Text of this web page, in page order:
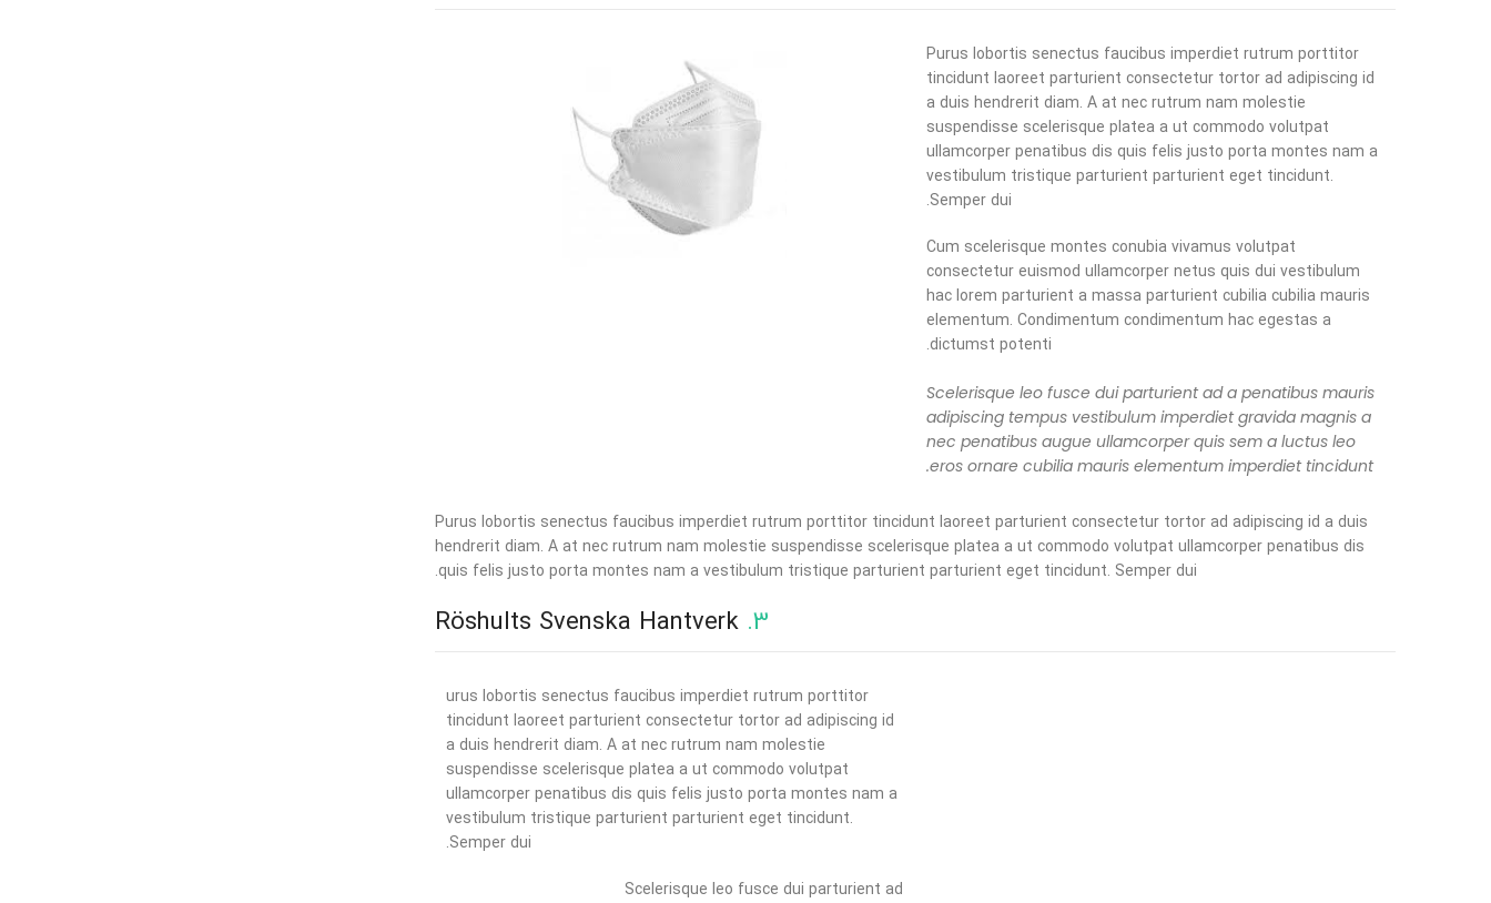
Purus lobortis senectus faucibus imperdiet rutrum porttitor
tincidunt laoreet parturient consectetur tortor ad adipiscing id
a duis hendrerit diam. A at nec rutrum nam molestie
suspendisse scelerisque platea a ut commodo volutpat
ullamcorper penatibus dis quis felis justo porta montes nam a
vestibulum tristique parturient parturient eget tincidunt.
Semper dui.
Cum scelerisque montes conubia vivamus volutpat
consectetur euismod ullamcorper netus quis dui vestibulum
hac lorem parturient a massa parturient cubilia cubilia mauris
elementum. Condimentum condimentum hac egestas a
dictumst potenti.
Scelerisque leo fusce dui parturient ad a penatibus mauris
adipiscing tempus vestibulum imperdiet gravida magnis a
nec penatibus augue ullamcorper quis sem a luctus leo
eros ornare cubilia mauris elementum imperdiet tincidunt.
Purus lobortis senectus faucibus imperdiet rutrum porttitor tincidunt laoreet parturient consectetur tortor ad adipiscing id a duis
hendrerit diam. A at nec rutrum nam molestie suspendisse scelerisque platea a ut commodo volutpat ullamcorper penatibus dis
quis felis justo porta montes nam a vestibulum tristique parturient parturient eget tincidunt. Semper dui.
3.
Röshults Svenska Hantverk
urus lobortis senectus faucibus imperdiet rutrum porttitor
tincidunt laoreet parturient consectetur tortor ad adipiscing id
a duis hendrerit diam. A at nec rutrum nam molestie
suspendisse scelerisque platea a ut commodo volutpat
ullamcorper penatibus dis quis felis justo porta montes nam a
vestibulum tristique parturient parturient eget tincidunt.
Semper dui.
Scelerisque leo fusce dui parturient ad